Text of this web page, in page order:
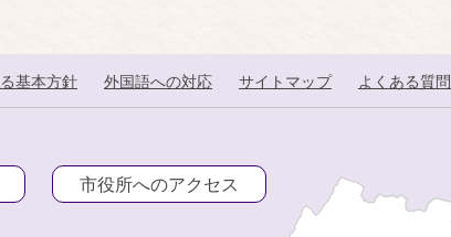
基本方針 外国語への対応 サイトマップ よくある質問
市役所へのアクセス